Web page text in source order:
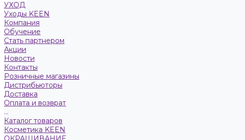
УХОД
Уходы KEEN
Компания
Обучение
Стать партнером
Акции
Новости
Контакты
Розничные магазины
Дистрибьюторы
Доставка
Оплата и возврат
...
Каталог товаров
Косметика KEEN